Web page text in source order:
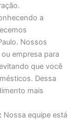
a
Nossos
empresa para
que você
Dessa
mais
Nossa equipe está